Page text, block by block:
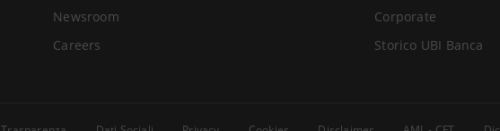
Newsroom
Careers
Corporate
Storico UBI Banca